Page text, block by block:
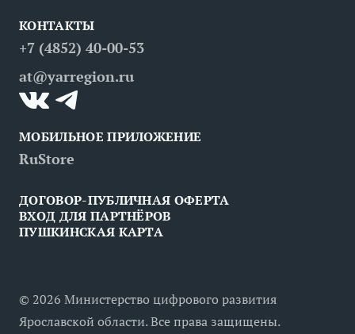
Вопрос — ответ
Контакты
Места
Рестораны
Деловой туризм
Медицинский туризм
Инклюзивный туризм
КОНТАКТЫ
+7 (4852) 40-00-53
at@yarregion.ru
МОБИЛЬНОЕ ПРИЛОЖЕНИЕ
RuStore
ДОГОВОР-ПУБЛИЧНАЯ ОФЕРТА
ВХОД ДЛЯ ПАРТНЁРОВ
ПУШКИНСКАЯ КАРТА
© 2026 Министерство цифрового развития
Ярославской области. Все права защищены.